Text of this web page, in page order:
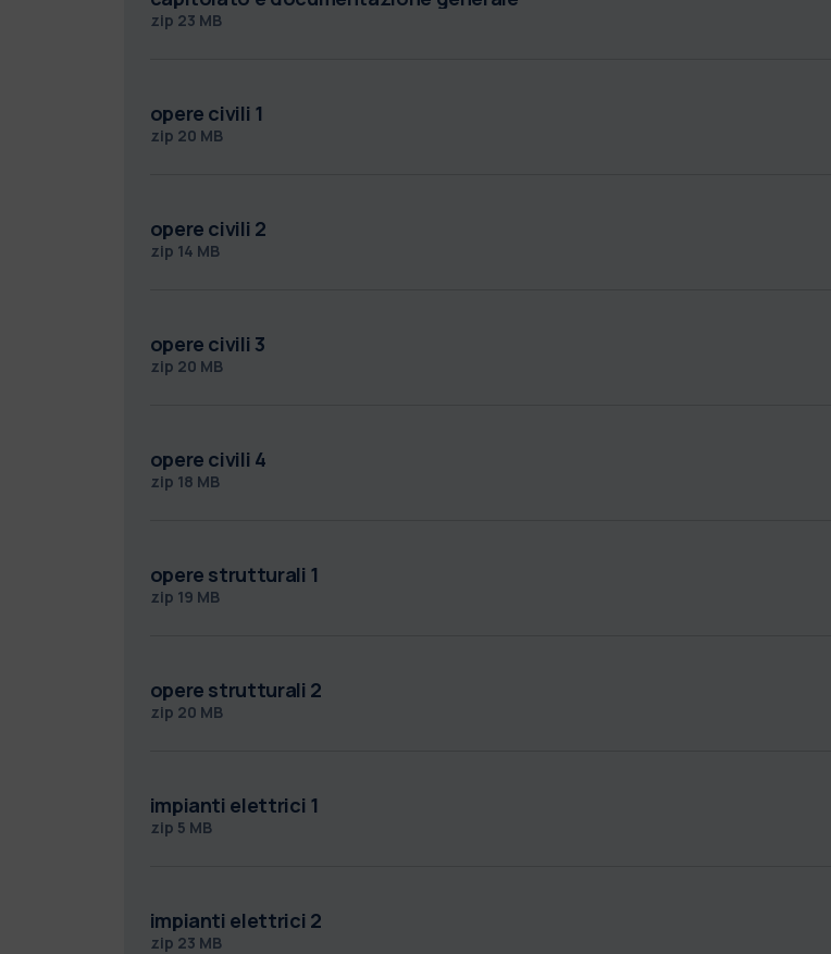
zip 23 MB
opere civili 1
zip 20 MB
opere civili 2
zip 14 MB
opere civili 3
zip 20 MB
opere civili 4
zip 18 MB
opere strutturali 1
zip 19 MB
opere strutturali 2
zip 20 MB
impianti elettrici 1
zip 5 MB
impianti elettrici 2
zip 23 MB